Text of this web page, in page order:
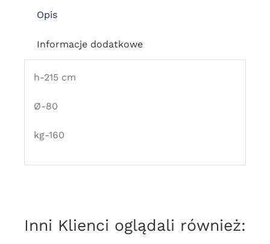
Opis
Informacje dodatkowe
h-215 cm
Ø-80
kg-160
Inni Klienci oglądali również: